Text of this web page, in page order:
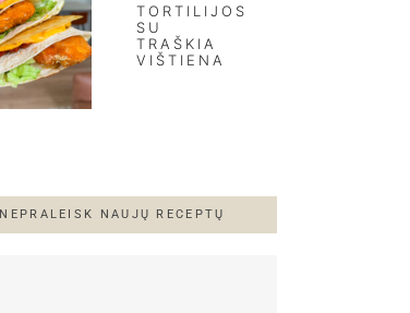
TORTILIJOS
SU
TRAŠKIA
VIŠTIENA
NEPRALEISK NAUJŲ RECEPTŲ